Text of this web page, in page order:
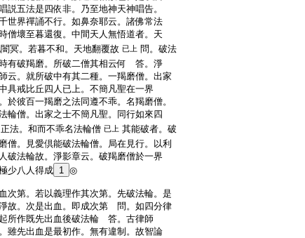
説五法是四依非。乃至地神天神唱告。
世界禪誦不行。如鼻奈耶云。諸佛常法
僧壞至暮還復。中間天人無悟道者。天
冥。若暮不和。天地翻覆故 已上 問。破法
有破羯磨。所破二僧其相云何 答。淨
云。就所破中有其二種。一羯磨僧。出家
具戒比丘四人已上。不簡凡聖在一界
於彼百一羯磨之法同遵不乖。名羯磨僧。
輪僧。出家之士不簡凡聖。同行如來四
法。和而不乖名法輪僧 已上 其能破者。破
僧。見愛倶能破法輪僧。局在見行。以利
破法輪故。淨影章云。破羯磨僧於一界
少八人得成 1 ◎
次第。若以義理作其次第。先破法輪。是
故。次是出血。即成次第 問。如四分律
所作既先出血後破法輪 答。古律師
雖先出血是最初作。無有違制。故智論